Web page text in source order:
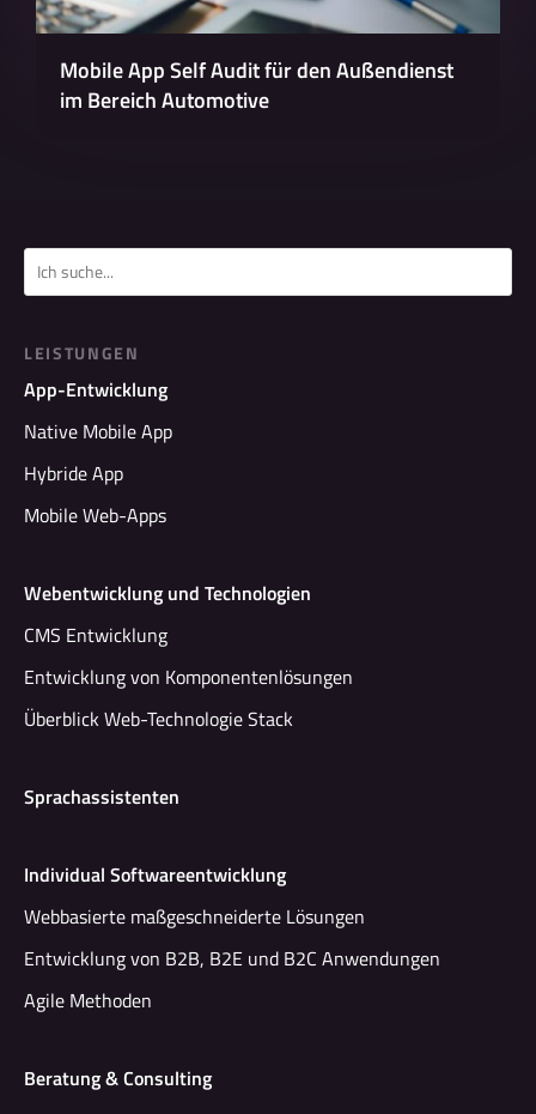
Mobile App Self Audit für den Außendienst
im Bereich Automotive
LEISTUNGEN
App-Entwicklung
Native Mobile App
Hybride App
Mobile Web-Apps
Webentwicklung und Technologien
CMS Entwicklung
Entwicklung von Komponentenlösungen
Überblick Web-Technologie Stack
Sprachassistenten
Individual Softwareentwicklung
Webbasierte maßgeschneiderte Lösungen
Entwicklung von B2B, B2E und B2C Anwendungen
Agile Methoden
Beratung & Consulting